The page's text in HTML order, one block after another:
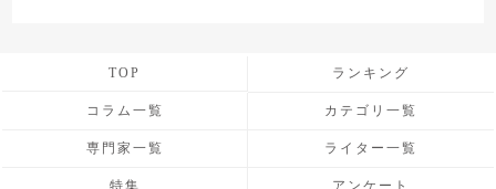
TOP ランキング
コラム一覧 カテゴリ一覧
専門家一覧 ライター一覧
特集 アンケート